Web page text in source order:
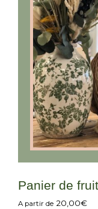
Panier de
A partir de 20,00€